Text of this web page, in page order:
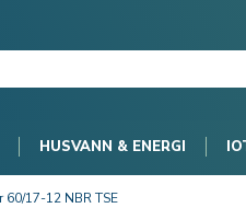
HUSVANN & ENERGI
60/17-12 NBR TSE